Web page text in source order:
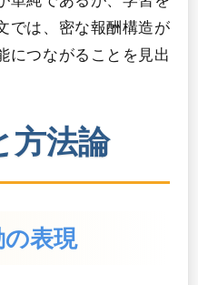
では、密な報酬構造が
につながることを見出
方法論
表現